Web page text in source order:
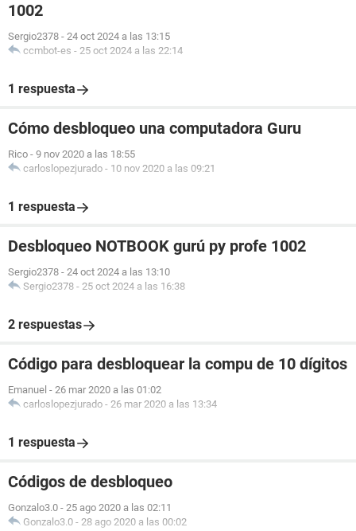
1002
Sergio2378 - 24 oct 2024 a las 13:15
ccmbot-es - 25 oct 2024 a las 22:14
1 respuesta
Cómo desbloqueo una computadora Guru
Rico - 9 nov 2020 a las 18:55
carloslopezjurado - 10 nov 2020 a las 09:21
1 respuesta
Desbloqueo NOTBOOK gurú py profe 1002
Sergio2378 - 24 oct 2024 a las 13:10
Sergio2378 - 25 oct 2024 a las 16:38
2 respuestas
Código para desbloquear la compu de 10 dígitos
Emanuel - 26 mar 2020 a las 01:02
carloslopezjurado - 26 mar 2020 a las 13:34
1 respuesta
Códigos de desbloqueo
Gonzalo3.0 - 25 ago 2020 a las 02:11
Gonzalo3.0 - 28 ago 2020 a las 00:02